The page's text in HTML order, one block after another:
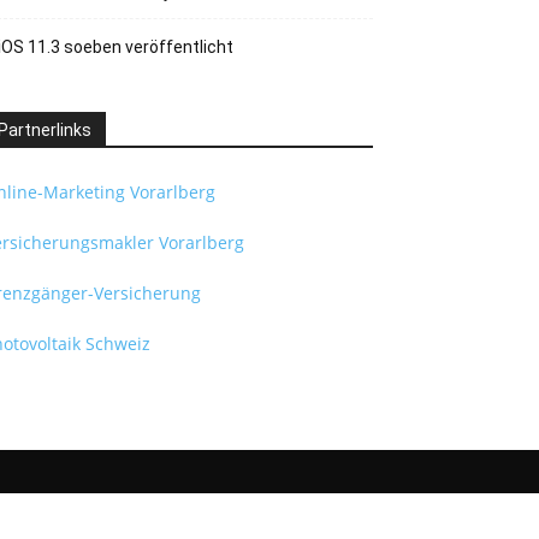
11.3 soeben veröffentlicht
Partnerlinks
Marketing Vorarlberg
Vorarlberg
Versicherung
Schweiz